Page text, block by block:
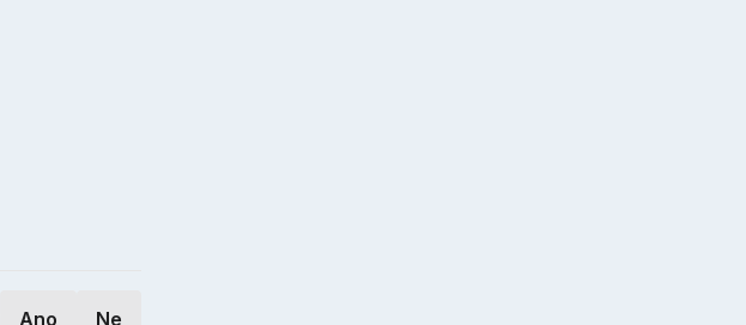
Ano Ne